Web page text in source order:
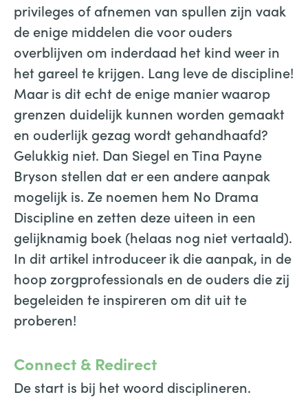
privileges of afnemen van spullen zijn vaak
de enige middelen die voor ouders
overblijven om inderdaad het kind weer in
het gareel te krijgen. Lang leve de discipline!
Maar is dit echt de enige manier waarop
grenzen duidelijk kunnen worden gemaakt
en ouderlijk gezag wordt gehandhaafd?
Gelukkig niet. Dan Siegel en Tina Payne
Bryson stellen dat er een andere aanpak
mogelijk is. Ze noemen hem No Drama
Discipline en zetten deze uiteen in een
gelijknamig boek (helaas nog niet vertaald).
In dit artikel introduceer ik die aanpak, in de
hoop zorgprofessionals en de ouders die zij
begeleiden te inspireren om dit uit te
proberen!
Connect & Redirect
De start is bij het woord disciplineren.